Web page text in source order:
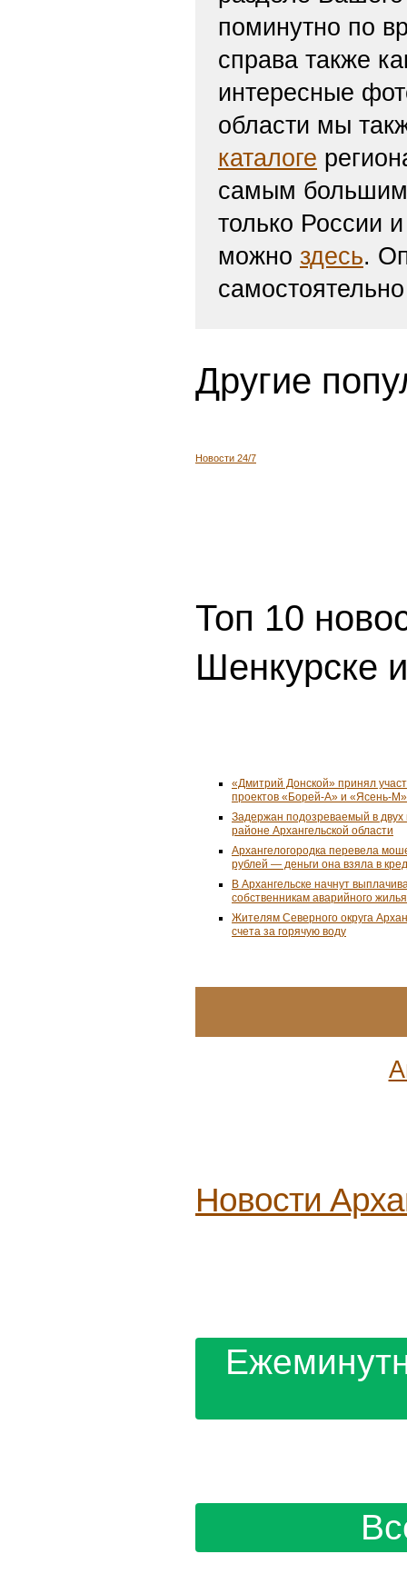
поминутно по
справа также
интересные
области мы
каталоге
самым большим
только России
можно здесь.
Другие
Новости 24/7
Топ 10
Шенкурске
«Дмитрий Донской» принял
проектов «Борей-А» и «Ясень-М»
Задержан подозреваемый в
районе Архангельской области
Архангелогородка перевела
рублей — деньги она взяла в
В Архангельске начнут
собственникам аварийного жилья
Жителям Северного округа
счета за горячую воду
Новости